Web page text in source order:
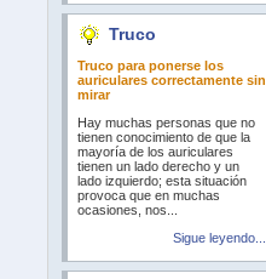
Truco
Truco para ponerse los
auriculares correctamente sin
mirar
Hay muchas personas que no
tienen conocimiento de que la
mayoría de los auriculares
tienen un lado derecho y un
lado izquierdo; esta situación
provoca que en muchas
ocasiones, nos...
Sigue leyendo...